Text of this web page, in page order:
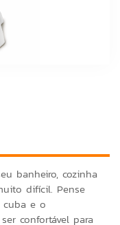
banheiro, cozinha
difícil. Pense
cuba e o
confortável para